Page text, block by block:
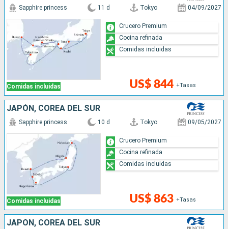
Comidas incluidas
Sapphire princess 11 d Tokyo 04/09/2027
US$ 844 +Tasas
Crucero Premium
Cocina refinada
Comidas incluidas
JAPÓN, COREA DEL SUR
Comidas incluidas
Sapphire princess 10 d Tokyo 09/05/2027
US$ 863 +Tasas
Crucero Premium
Cocina refinada
Comidas incluidas
JAPÓN, COREA DEL SUR